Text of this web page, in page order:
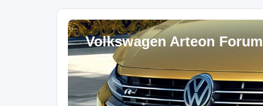
Volkswagen Arteon Forum